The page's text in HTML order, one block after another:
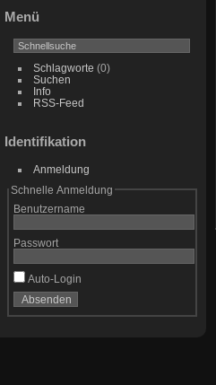
Menü
Schlagworte (0)
Suchen
Info
RSS-Feed
Identifikation
Anmeldung
Schnelle Anmeldung
Benutzername
Passwort
Auto-Login